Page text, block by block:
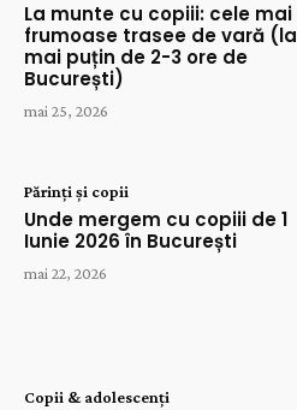
La munte cu copiii: cele mai
frumoase trasee de vară (la
mai puțin de 2-3 ore de
București)
mai 25, 2026
Părinți și copii
Unde mergem cu copiii de 1
Iunie 2026 în București
mai 22, 2026
Copii & adolescenți